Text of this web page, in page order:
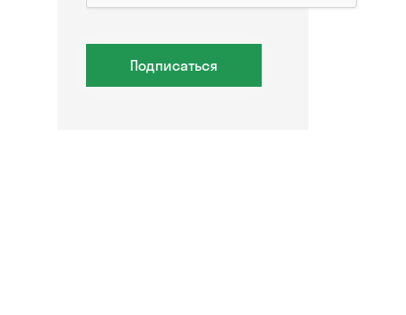
Подписаться